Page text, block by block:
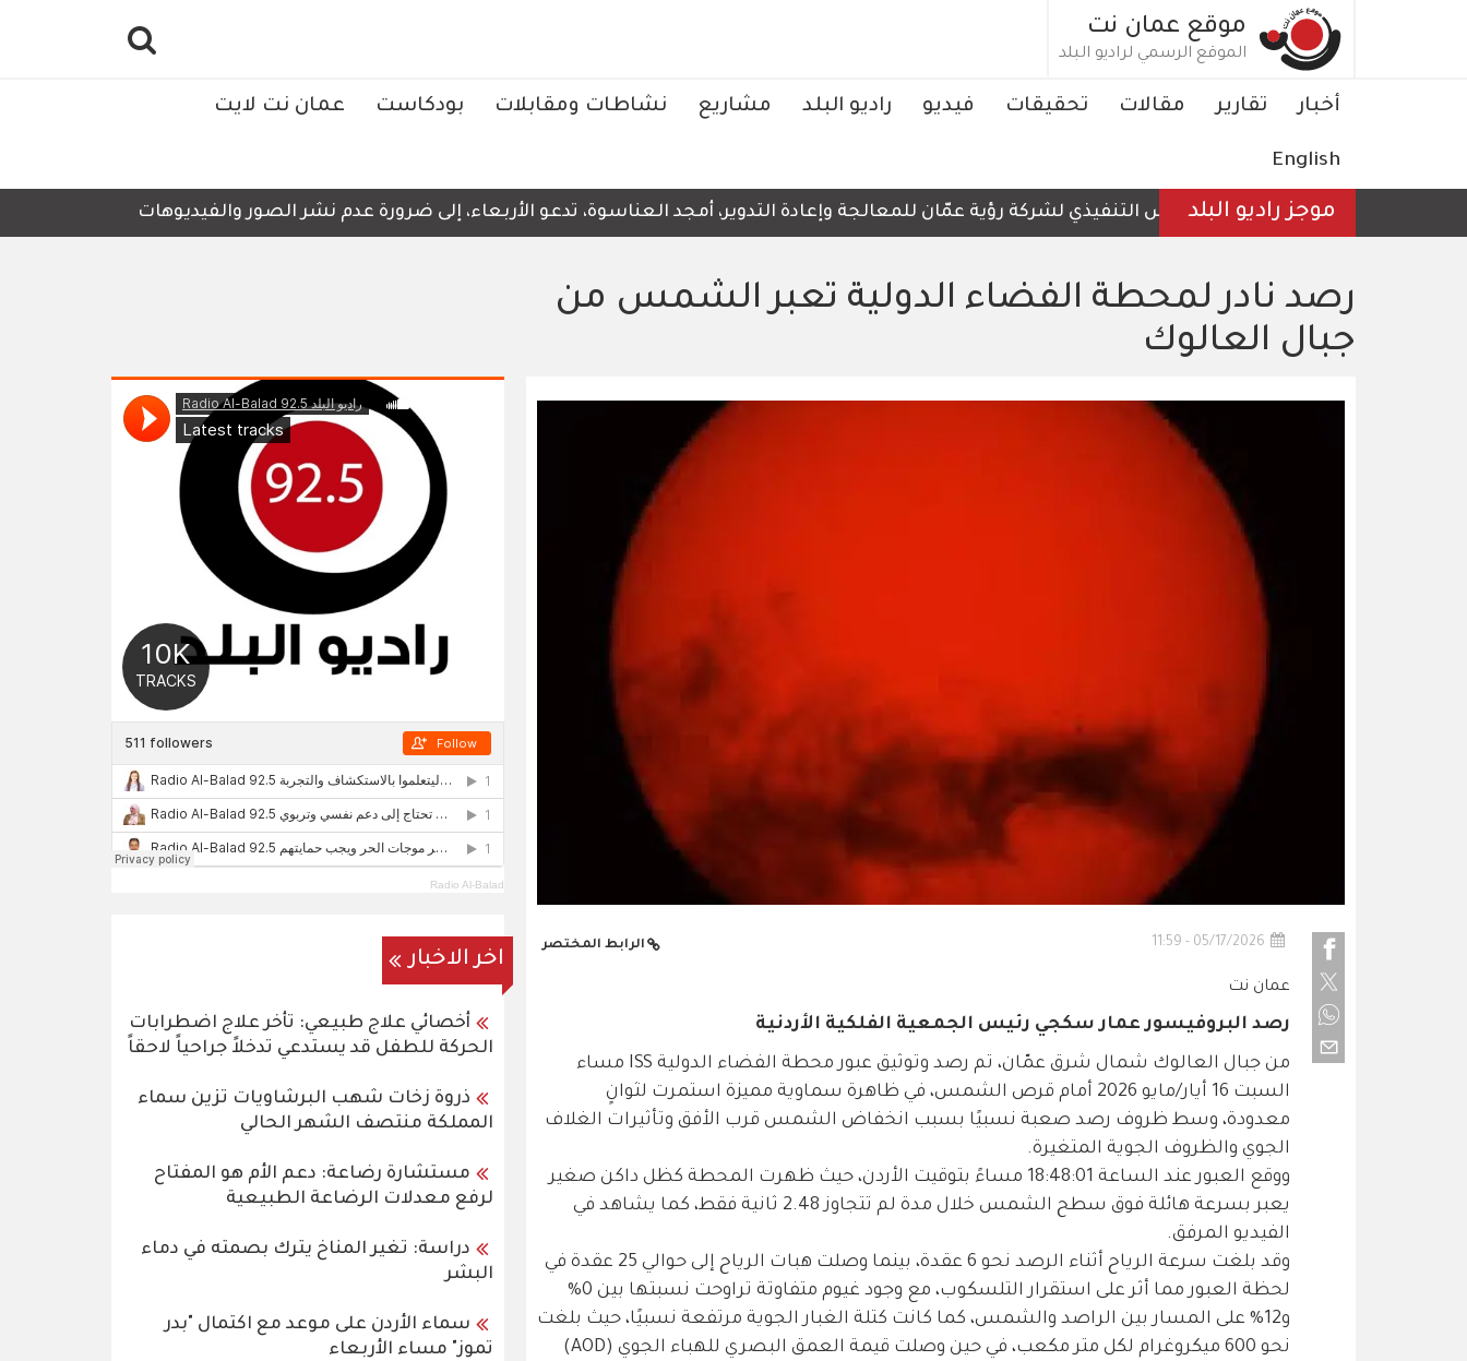
موقع عمان نت
الموقع الرسمي لراديو البلد
Main
أخبار تقارير مقالات تحقيقات فيديو راديو البلد مشاريع نشاطات ومقابلات بودكاست عمان نت لايت
English
موجز راديو البلدالرئيس التنفيذي لشركة رؤية عمّان للمعالجة وإعادة التدوير، أمجد العناسوة، تدعو الأربعاء، إلى ضرورة عدم نشر الصور والفيديوهات التي لا تحتوي على
رصد نادر لمحطة الفضاء الدولية تعبر الشمس من
جبال العالوك
05/17/2026 - 11:59 الرابط المختصر
عمان نت
رصد البروفيسور عمار سكجي رئيس الجمعية الفلكية الأردنية
من جبال العالوك شمال شرق عمّان، تم رصد وتوثيق عبور محطة الفضاء الدولية ISS مساء
السبت 16 أيار/مايو 2026 أمام قرص الشمس، في ظاهرة سماوية مميزة استمرت لثوانٍ
معدودة، وسط ظروف رصد صعبة نسبيًا بسبب انخفاض الشمس قرب الأفق وتأثيرات الغلاف
الجوي والظروف الجوية المتغيرة.
ووقع العبور عند الساعة 18:48:01 مساءً بتوقيت الأردن، حيث ظهرت المحطة كظل داكن صغير
يعبر بسرعة هائلة فوق سطح الشمس خلال مدة لم تتجاوز 2.48 ثانية فقط، كما يشاهد في
الفيديو المرفق.
وقد بلغت سرعة الرياح أثناء الرصد نحو 6 عقدة، بينما وصلت هبات الرياح إلى حوالي 25 عقدة في
لحظة العبور مما أثر على استقرار التلسكوب، مع وجود غيوم متفاوتة تراوحت نسبتها بين 0%
و12% على المسار بين الراصد والشمس، كما كانت كتلة الغبار الجوية مرتفعة نسبيًا، حيث بلغت
نحو 600 ميكروغرام لكل متر مكعب، في حين وصلت قيمة العمق البصري للهباء الجوي (AOD)
Radio Al-Balad
اخر الاخبار
أخصائي علاج طبيعي: تأخر علاج اضطرابات
الحركة للطفل قد يستدعي تدخلاً جراحياً لاحقاً
ذروة زخات شهب البرشاويات تزين سماء
المملكة منتصف الشهر الحالي
مستشارة رضاعة: دعم الأم هو المفتاح
لرفع معدلات الرضاعة الطبيعية
دراسة: تغير المناخ يترك بصمته في دماء
البشر
سماء الأردن على موعد مع اكتمال "بدر
تموز" مساء الأربعاء